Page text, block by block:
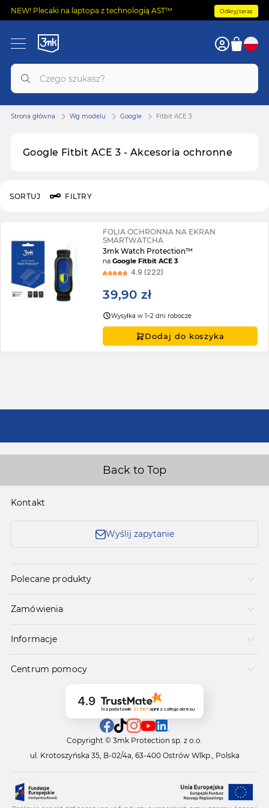
NEW! Plecaki na laptopa z technologią AST™ Odkryj teraz
Google Fitbit ACE 3 - Akcesoria ochronne
Strona główna Wg modelu Google Fitbit ACE 3
FILTRY
SORTUJ
FOLIA OCHRONNA NA EKRAN
SMARTWATCHA
3mk Watch Protection™
naGoogle Fitbit ACE 3
4.9 (222)
39,90 zł
Wysyłka w 1–2 dni robocze
Dodaj do koszyka
Back to Top
Kontakt
Wyślij zapytanie
Polecane produkty
Zamówienia
Informacje
Centrum pomocy
4.9
Na podstawie 21 587opinii z całego okresu
Copyright © 3mk Protection sp. z o.o.
ul. Krotoszyńska 35, B-02/4a, 63-400 Ostrów Wlkp., Polska